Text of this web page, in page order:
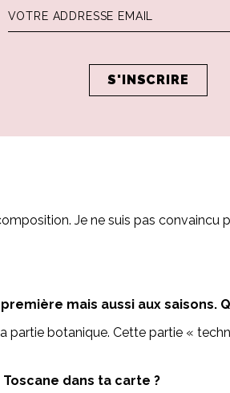
absolue. De manière générale,
également avec mon équipe qui
mon intuition. Donc quand
Je ne suis pas convaincu
mais aussi aux saisons.
partie botanique. Cette partie «
dans ta carte ?